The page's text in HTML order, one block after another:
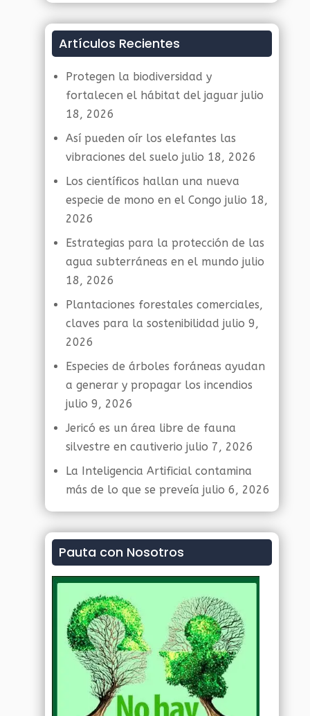
Artículos Recientes
Protegen la biodiversidad y
fortalecen el hábitat del jaguar julio
18, 2026
Así pueden oír los elefantes las
vibraciones del suelo julio 18, 2026
Los científicos hallan una nueva
especie de mono en el Congo julio 18,
2026
Estrategias para la protección de las
agua subterráneas en el mundo julio
18, 2026
Plantaciones forestales comerciales,
claves para la sostenibilidad julio 9,
2026
Especies de árboles foráneas ayudan
a generar y propagar los incendios
julio 9, 2026
Jericó es un área libre de fauna
silvestre en cautiverio julio 7, 2026
La Inteligencia Artificial contamina
más de lo que se preveía julio 6, 2026
Pauta con Nosotros